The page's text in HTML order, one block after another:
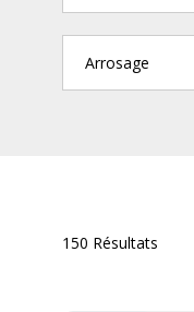
Arrosage
150 Résultats